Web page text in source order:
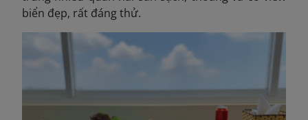
biển đẹp, rất đáng thử.